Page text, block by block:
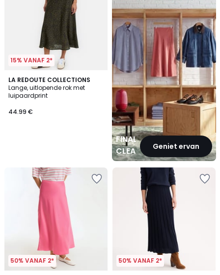
15% VANAF 2*
LA REDOUTE COLLECTIONS
Lange, uitlopende rok met
luipaardprint
44.99 €
FINAL
CLEARANCEGeniet ervan
50% VANAF 2* 50% VANAF 2*